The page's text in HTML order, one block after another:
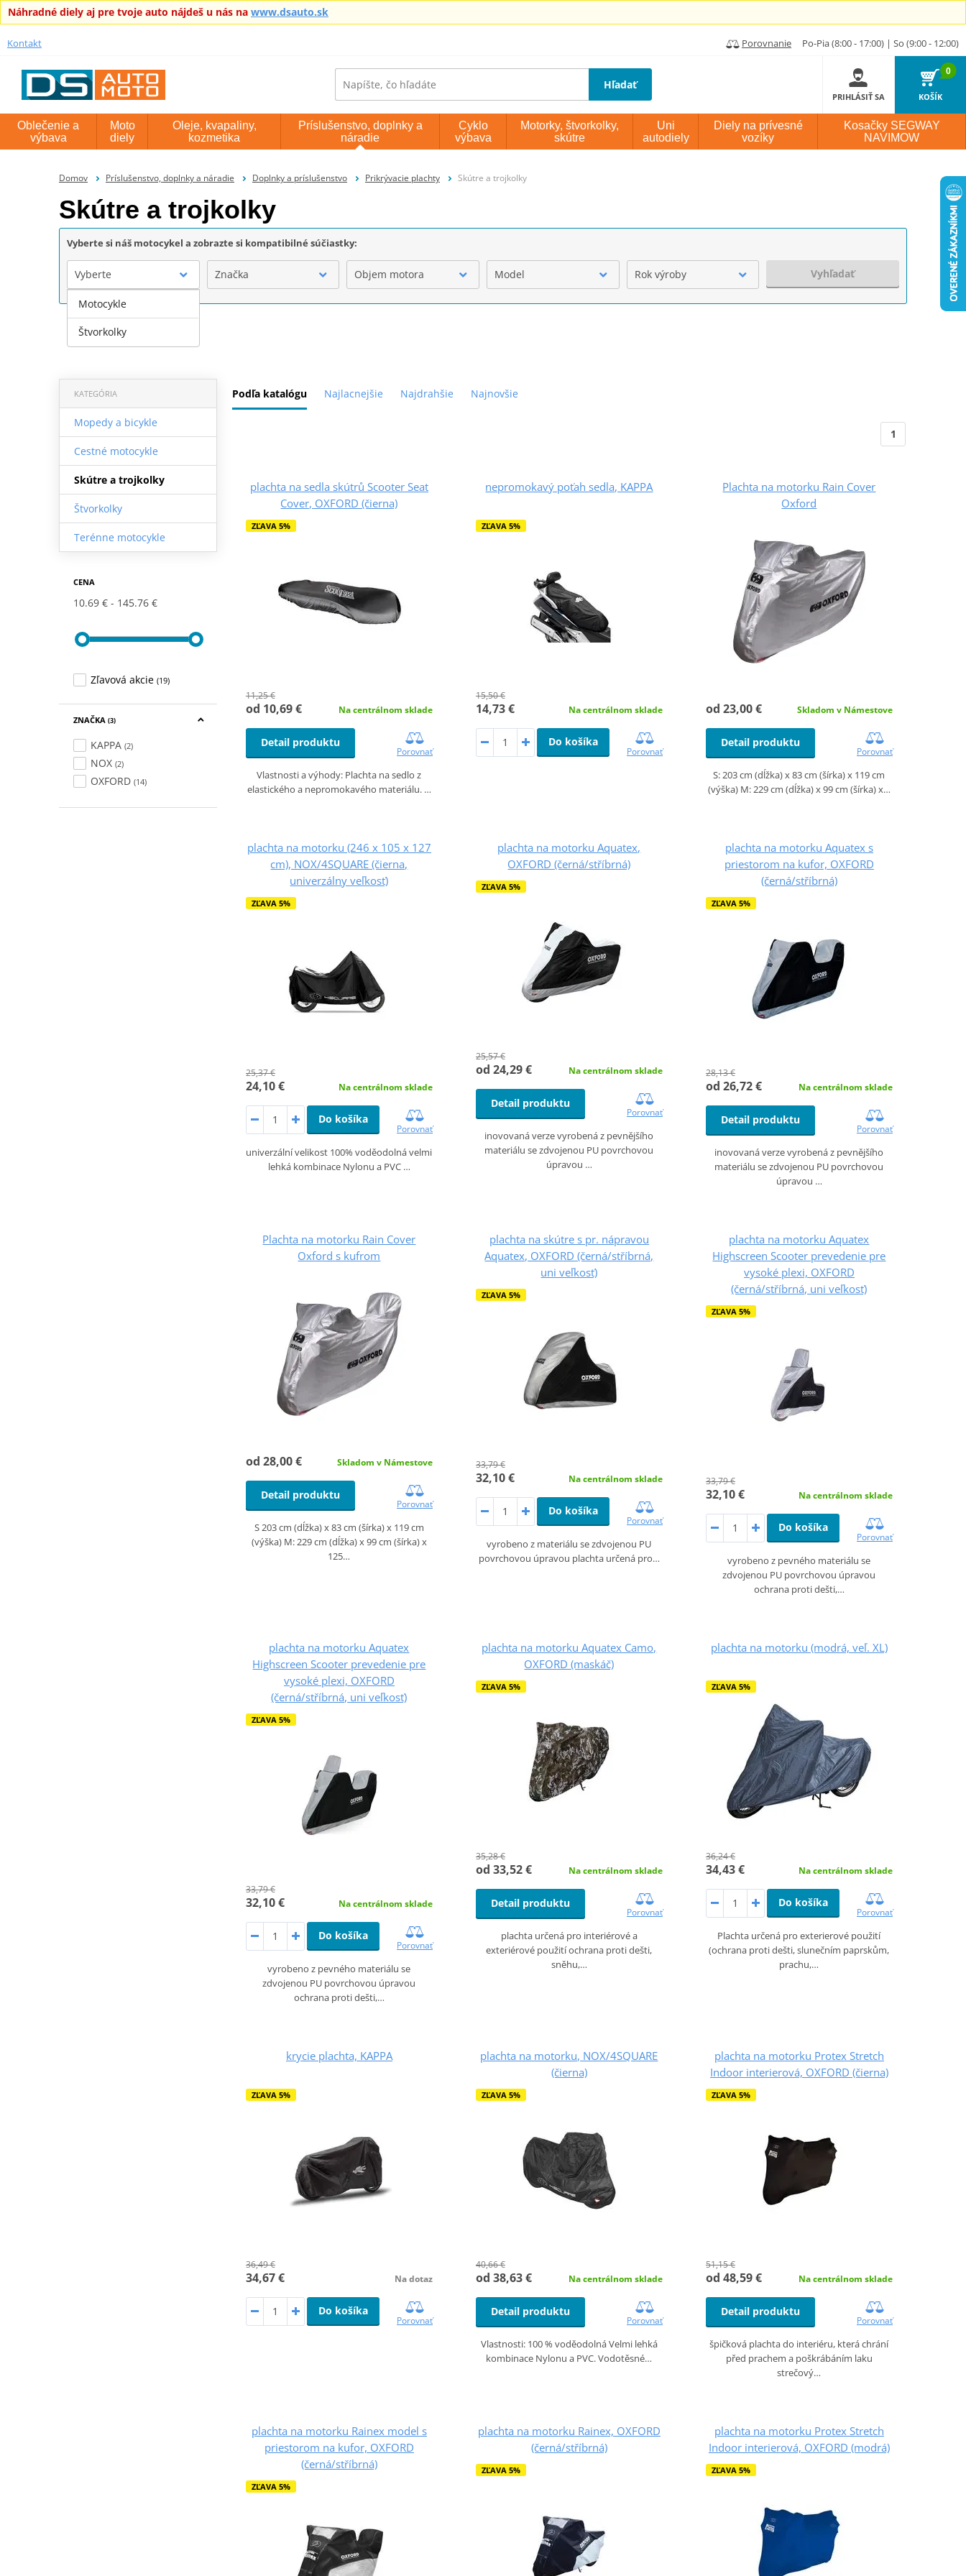
Náhradné diely aj pre tvoje auto nájdeš u nás na www.dsauto.sk
Kontakt Porovnanie Po-Pia (8:00 - 17:00) | So (9:00 - 12:00)
Hľadať
PRIHLÁSIŤ SA
0
KOŠÍK
Oblečenie a
výbava
Moto
diely
Oleje, kvapaliny,
kozmetika
Príslušenstvo, doplnky a
náradie
Cyklo
výbava
Motorky, štvorkolky,
skútre
Uni
autodiely
Diely na prívesné
vozíky
Kosačky SEGWAY
NAVIMOW
Domov Príslušenstvo, doplnky a náradie Doplnky a príslušenstvo Prikrývacie plachty Skútre a trojkolky
Skútre a trojkolky
Vyberte si náš motocykel a zobrazte si kompatibilné súčiastky:
Vyberte Značka Objem motora Model Rok výroby Vyhľadať
Podľa katalógu Najlacnejšie Najdrahšie Najnovšie
KATEGÓRIA
Mopedy a bicykle
Cestné motocykle
Skútre a trojkolky
Štvorkolky
Terénne motocykle
CENA
10.69 € 145.76 €
Zľavová akcie (19)
ZNAČKA (3)
KAPPA (2)
NOX (2)
OXFORD (14)
1
plachta na sedla skútrů Scooter Seat
Cover, OXFORD (čierna)
ZĽAVA 5%
11,25 €
od 10,69 € Na centrálnom sklade
Detail produktu
Porovnať
Vlastnosti a výhody: Plachta na sedlo z
elastického a nepromokavého materiálu. …
nepromokavý poťah sedla, KAPPA
ZĽAVA 5%
15,50 €
14,73 € Na centrálnom sklade
Do košíka
Porovnať
Plachta na motorku Rain Cover
Oxford
od 23,00 € Skladom v Námestove
Detail produktu
Porovnať
S: 203 cm (dĺžka) x 83 cm (šírka) x 119 cm
(výška) M: 229 cm (dĺžka) x 99 cm (šírka) x…
plachta na motorku (246 x 105 x 127
cm), NOX/4SQUARE (čierna,
univerzálny veľkosť)
ZĽAVA 5%
25,37 €
24,10 € Na centrálnom sklade
Do košíka
Porovnať
univerzální velikost 100% voděodolná velmi
lehká kombinace Nylonu a PVC …
plachta na motorku Aquatex,
OXFORD (černá/stříbrná)
ZĽAVA 5%
25,57 €
od 24,29 € Na centrálnom sklade
Detail produktu
Porovnať
inovovaná verze vyrobená z pevnějšího
materiálu se zdvojenou PU povrchovou
úpravou …
plachta na motorku Aquatex s
priestorom na kufor, OXFORD
(černá/stříbrná)
ZĽAVA 5%
28,13 €
od 26,72 € Na centrálnom sklade
Detail produktu
Porovnať
inovovaná verze vyrobená z pevnějšího
materiálu se zdvojenou PU povrchovou
úpravou …
Plachta na motorku Rain Cover
Oxford s kufrom
od 28,00 € Skladom v Námestove
Detail produktu
Porovnať
S 203 cm (dĺžka) x 83 cm (šírka) x 119 cm
(výška) M: 229 cm (dĺžka) x 99 cm (šírka) x
125…
plachta na skútre s pr. nápravou
Aquatex, OXFORD (černá/stříbrná,
uni veľkosť)
ZĽAVA 5%
33,79 €
32,10 € Na centrálnom sklade
Do košíka
Porovnať
vyrobeno z materiálu se zdvojenou PU
povrchovou úpravou plachta určená pro…
plachta na motorku Aquatex
Highscreen Scooter prevedenie pre
vysoké plexi, OXFORD
(černá/stříbrná, uni veľkosť)
ZĽAVA 5%
33,79 €
32,10 € Na centrálnom sklade
Do košíka
Porovnať
vyrobeno z pevného materiálu se
zdvojenou PU povrchovou úpravou
ochrana proti dešti,…
plachta na motorku Aquatex
Highscreen Scooter prevedenie pre
vysoké plexi, OXFORD
(černá/stříbrná, uni veľkosť)
ZĽAVA 5%
33,79 €
32,10 € Na centrálnom sklade
Do košíka
Porovnať
vyrobeno z pevného materiálu se
zdvojenou PU povrchovou úpravou
ochrana proti dešti,…
plachta na motorku Aquatex Camo,
OXFORD (maskáč)
ZĽAVA 5%
35,28 €
od 33,52 € Na centrálnom sklade
Detail produktu
Porovnať
plachta určená pro interiérové a
exteriérové použití ochrana proti dešti,
sněhu,…
plachta na motorku (modrá, veľ. XL)
ZĽAVA 5%
36,24 €
34,43 € Na centrálnom sklade
Do košíka
Porovnať
Plachta určená pro exterierové použití
(ochrana proti dešti, slunečním paprskům,
prachu,…
krycie plachta, KAPPA
ZĽAVA 5%
36,49 €
34,67 € Na dotaz
Do košíka
Porovnať
plachta na motorku, NOX/4SQUARE
(čierna)
ZĽAVA 5%
40,66 €
od 38,63 € Na centrálnom sklade
Detail produktu
Porovnať
Vlastnosti: 100 % voděodolná Velmi lehká
kombinace Nylonu a PVC. Vodotěsné…
plachta na motorku Protex Stretch
Indoor interierová, OXFORD (čierna)
ZĽAVA 5%
51,15 €
od 48,59 € Na centrálnom sklade
Detail produktu
Porovnať
špičková plachta do interiéru, která chrání
před prachem a poškrábáním laku
strečový…
plachta na motorku Rainex model s
priestorom na kufor, OXFORD
(černá/stříbrná)
ZĽAVA 5%
plachta na motorku Rainex, OXFORD
(černá/stříbrná)
ZĽAVA 5%
plachta na motorku Protex Stretch
Indoor interierová, OXFORD (modrá)
ZĽAVA 5%
Motocykle
Štvorkolky